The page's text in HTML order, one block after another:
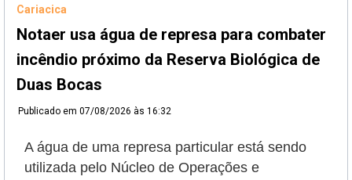
Cariacica
Notaer usa água de represa para combater
incêndio próximo da Reserva Biológica de
Duas Bocas
Publicado em 07/08/2026 às 16:32
A água de uma represa particular está sendo
utilizada pelo Núcleo de Operações e